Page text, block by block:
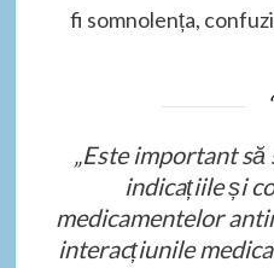
fi somnolența,
„Este important să
indicațiile și
medicamentelor
interacțiunile